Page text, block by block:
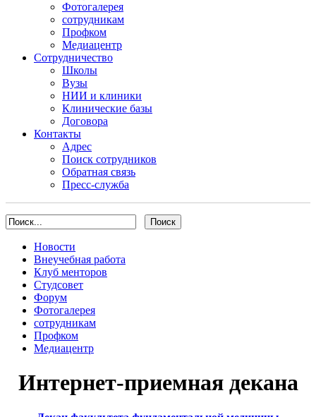
Фотогалерея
сотрудникам
Профком
Медиацентр
Сотрудничество
Школы
Вузы
НИИ и клиники
Клинические базы
Договора
Контакты
Адрес
Поиск сотрудников
Обратная связь
Пресс-служба
Новости
Внеучебная работа
Клуб менторов
Студсовет
Форум
Фотогалерея
сотрудникам
Профком
Медиацентр
Интернет-приемная декана